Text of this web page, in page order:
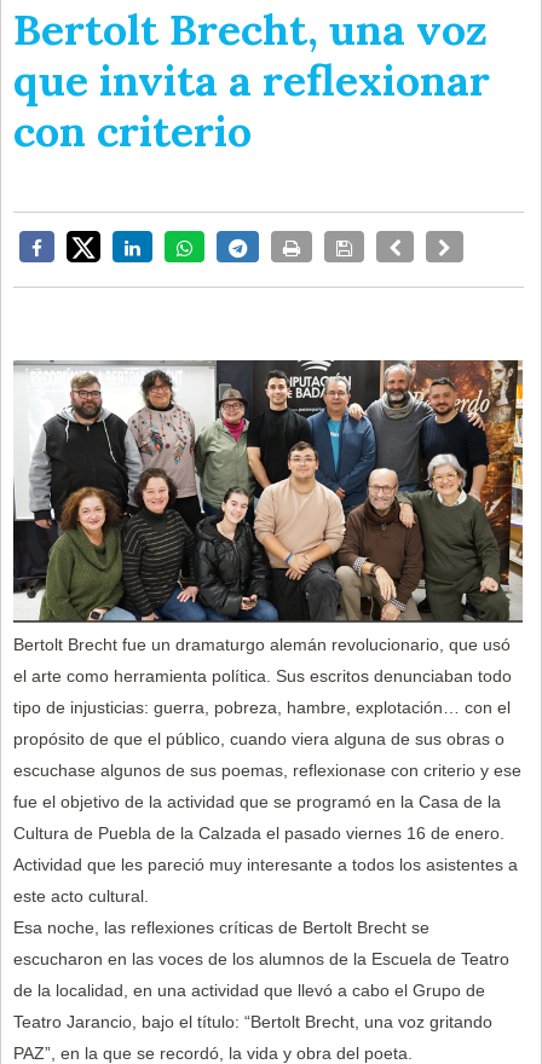
Bertolt Brecht, una voz
que invita a reflexionar
con criterio
Bertolt Brecht fue un dramaturgo alemán revolucionario, que usó
el arte como herramienta política. Sus escritos denunciaban todo
tipo de injusticias: guerra, pobreza, hambre, explotación… con el
propósito de que el público, cuando viera alguna de sus obras o
escuchase algunos de sus poemas, reflexionase con criterio y ese
fue el objetivo de la actividad que se programó en la Casa de la
Cultura de Puebla de la Calzada el pasado viernes 16 de enero.
Actividad que les pareció muy interesante a todos los asistentes a
este acto cultural.
Esa noche, las reflexiones críticas de Bertolt Brecht se
escucharon en las voces de los alumnos de la Escuela de Teatro
de la localidad, en una actividad que llevó a cabo el Grupo de
Teatro Jarancio, bajo el título: “Bertolt Brecht, una voz gritando
PAZ”, en la que se recordó, la vida y obra del poeta.